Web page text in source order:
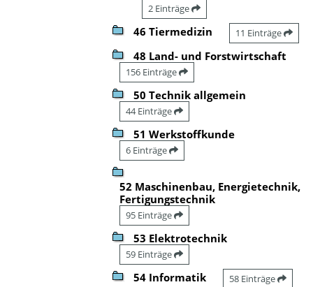
2 Einträge
46 Tiermedizin 11 Einträge
48 Land- und Forstwirtschaft
156 Einträge
50 Technik allgemein
44 Einträge
51 Werkstoffkunde
6 Einträge
52 Maschinenbau, Energietechnik,
Fertigungstechnik
95 Einträge
53 Elektrotechnik
59 Einträge
54 Informatik 58 Einträge